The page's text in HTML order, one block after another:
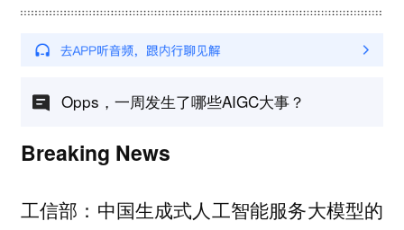
Opps，一周发生了哪些AIGC大事？
Breaking News
工信部：中国生成式人工智能服务大模型的